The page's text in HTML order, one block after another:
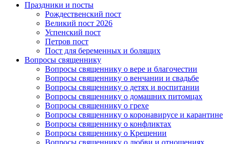
Праздники и посты
Рождественский пост
Великий пост 2026
Успенский пост
Петров пост
Пост для беременных и болящих
Вопросы священнику
Вопросы священнику о вере и благочестии
Вопросы священнику о венчании и свадьбе
Вопросы священнику о детях и воспитании
Вопросы священнику о домашних питомцах
Вопросы священнику о грехе
Вопросы священнику о коронавирусе и карантине
Вопросы священнику о конфликтах
Вопросы священнику о Крещении